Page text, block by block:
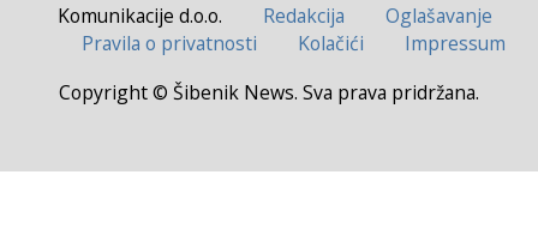
Komunikacije d.o.o. Redakcija
Oglašavanje
Pravila o privatnosti
Kolačići
Impressum
Copyright © Šibenik News. Sva prava pridržana.